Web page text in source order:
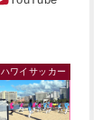
ハワイサッカー